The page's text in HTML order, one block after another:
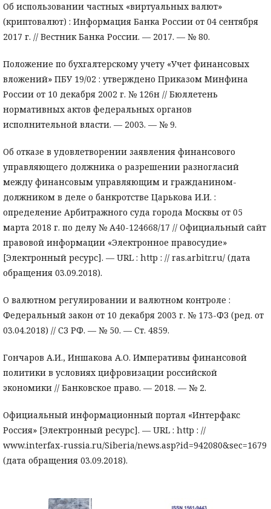
Об использовании частных «виртуальных валют»
(криптовалют) : Информация Банка России от 04 сентября
2017 г. // Вестник Банка России. — 2017. — № 80.
Положение по бухгалтерскому учету «Учет финансовых
вложений» ПБУ 19/02 : утверждено Приказом Минфина
России от 10 декабря 2002 г. № 126н // Бюллетень
нормативных актов федеральных органов
исполнительной власти. — 2003. — № 9.
Об отказе в удовлетворении заявления финансового
управляющего должника о разрешении разногласий
между финансовым управляющим и гражданином-
должником в деле о банкротстве Царькова И.И. :
определение Арбитражного суда города Москвы от 05
марта 2018 г. по делу № А40-124668/17 // Официальный сайт
правовой информации «Электронное правосудие»
[Электронный ресурс]. — URL : http : // ras.arbitr.ru/ (дата
обращения 03.09.2018).
О валютном регулировании и валютном контроле :
Федеральный закон от 10 декабря 2003 г. № 173-ФЗ (ред. от
03.04.2018) // СЗ РФ. — № 50. — Ст. 4859.
Гончаров А.И., Иншакова А.О. Императивы финансовой
политики в условиях цифровизации российской
экономики // Банковское право. — 2018. — № 2.
Официальный информационный портал «Интерфакс
Россия» [Электронный ресурс]. — URL : http : //
www.interfax-russia.ru/Siberia/news.asp?id=942080&sec=1679
(дата обращения 03.09.2018).